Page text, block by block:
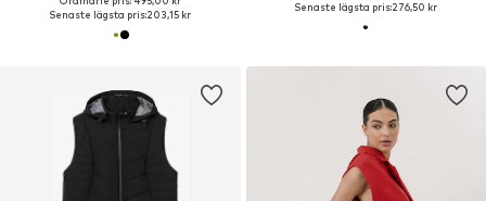
Senaste lägsta pris:203,15 kr
Senaste lägsta pris:276,50 kr